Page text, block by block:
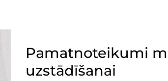
Pamatnoteikumi
uzstādīšanai